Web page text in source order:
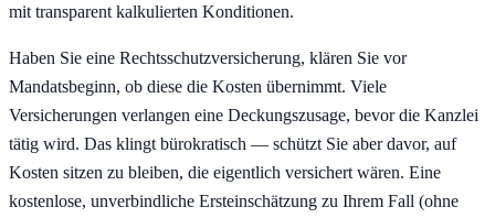
mit transparent kalkulierten Konditionen.
Haben Sie eine Rechtsschutzversicherung, klären Sie vor
Mandatsbeginn, ob diese die Kosten übernimmt. Viele
Versicherungen verlangen eine Deckungszusage, bevor die Kanzlei
tätig wird. Das klingt bürokratisch — schützt Sie aber davor, auf
Kosten sitzen zu bleiben, die eigentlich versichert wären. Eine
kostenlose, unverbindliche Ersteinschätzung zu Ihrem Fall (ohne